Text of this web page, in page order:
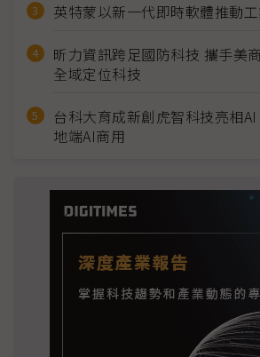
英特蒙以新一代即時軟體推動
昕力資訊跨足國防科技 攜手美
全域定位科技
台科大育成新創虎智科技亮相
地端AI商用